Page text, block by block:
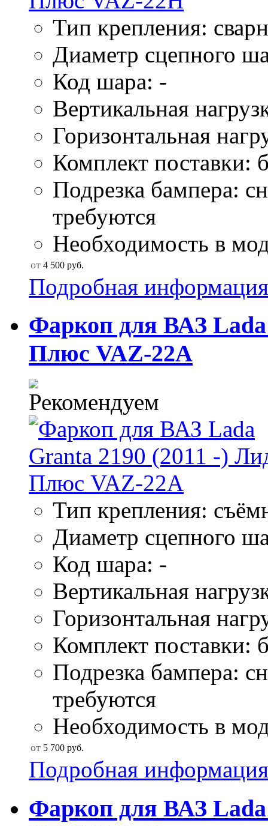
Тип крепления:
Диаметр сцепного
Код шара: -
Вертикальная
Горизонтальная
Комплект поставки:
Подрезка бампера:
требуются
Необходимость в
от 4 500 руб.
Подробная информация
Фаркоп для ВАЗ
Плюс VAZ-22A
Тип крепления:
Диаметр сцепного
Код шара: -
Вертикальная
Горизонтальная
Комплект поставки:
Подрезка бампера:
требуются
Необходимость в
от 5 700 руб.
Подробная информация
Фаркоп для ВАЗ Lada